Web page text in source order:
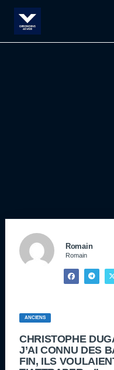
Romain
Romain
ANCIENS
CHRISTOPHE
J’AI CONNU DES
FIN, ILS